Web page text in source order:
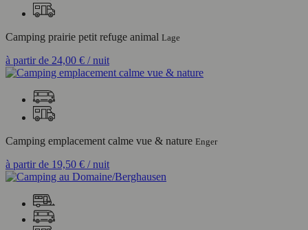
Camping prairie petit refuge animal Lage
à partir de 24,00 € / nuit
Camping emplacement calme vue & nature Enger
à partir de 19,50 € / nuit